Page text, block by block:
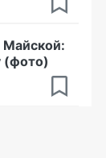
Майской:
(фото)